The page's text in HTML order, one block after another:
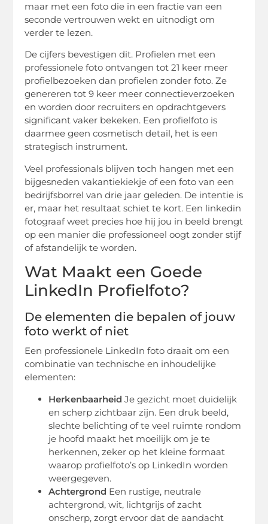
maar met een foto die in een fractie van een
seconde vertrouwen wekt en uitnodigt om
verder te lezen.
De cijfers bevestigen dit. Profielen met een
professionele foto ontvangen tot 21 keer meer
profielbezoeken dan profielen zonder foto. Ze
genereren tot 9 keer meer connectieverzoeken
en worden door recruiters en opdrachtgevers
significant vaker bekeken. Een profielfoto is
daarmee geen cosmetisch detail, het is een
strategisch instrument.
Veel professionals blijven toch hangen met een
bijgesneden vakantiekiekje of een foto van een
bedrijfsborrel van drie jaar geleden. De intentie is
er, maar het resultaat schiet te kort. Een linkedin
fotograaf weet precies hoe hij jou in beeld brengt
op een manier die professioneel oogt zonder stijf
of afstandelijk te worden.
Wat Maakt een Goede
LinkedIn Profielfoto?
De elementen die bepalen of jouw
foto werkt of niet
Een professionele LinkedIn foto draait om een
combinatie van technische en inhoudelijke
elementen:
Herkenbaarheid Je gezicht moet duidelijk
en scherp zichtbaar zijn. Een druk beeld,
slechte belichting of te veel ruimte rondom
je hoofd maakt het moeilijk om je te
herkennen, zeker op het kleine formaat
waarop profielfoto’s op LinkedIn worden
weergegeven.
Achtergrond Een rustige, neutrale
achtergrond, wit, lichtgrijs of zacht
onscherp, zorgt ervoor dat de aandacht